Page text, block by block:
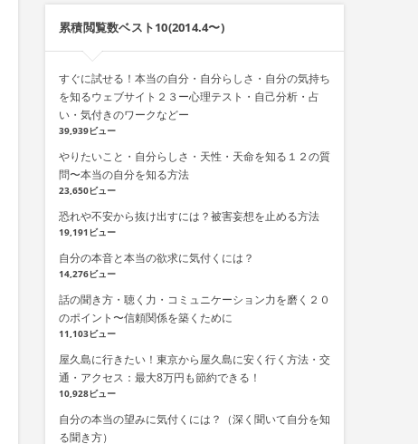
累積閲覧数ベスト10(2014.4〜)
すぐに試せる！本当の自分・自分らしさ・自分の気持ち
を知るウェブサイト２３ー心理テスト・自己分析・占
い・気付きのワークなどー
39,939ビュー
やりたいこと・自分らしさ・天性・天命を知る１２の質
問〜本当の自分を知る方法
23,650ビュー
恐れや不安から抜け出すには？被害妄想を止める方法
19,191ビュー
自分の本音と本当の欲求に気付くには？
14,276ビュー
話の聞き方・聴く力・コミュニケーション力を磨く２０
のポイント〜信頼関係を築くために
11,103ビュー
屋久島に行きたい！東京から屋久島に安く行く方法・交
通・アクセス：最大8万円も節約できる！
10,928ビュー
自分の本当の望みに気付くには？（深く聞いて自分を知
る聞き方）